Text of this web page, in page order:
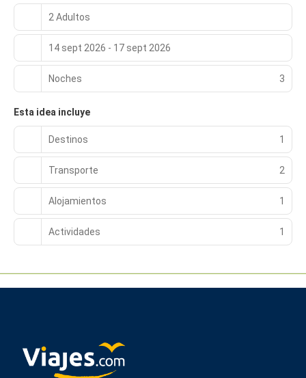
2 Adultos
14 sept 2026 - 17 sept 2026
Noches 3
Esta idea incluye
Destinos 1
Transporte 2
Alojamientos 1
Actividades 1